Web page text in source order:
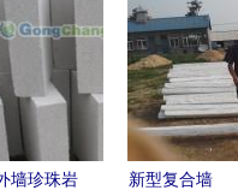
377mm A
级绝燃复合
酸盐管，
品质诚信，
服务河南
解析
墙珍珠岩
新型复合墙